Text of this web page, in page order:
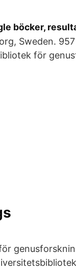
böcker,
Sweden.
för